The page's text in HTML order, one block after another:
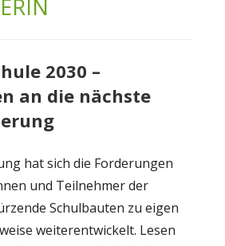
2030 –
an die nächste
hat sich die Forderungen
und Teilnehmer der
Schulbauten zu eigen
weiterentwickelt. Lesen